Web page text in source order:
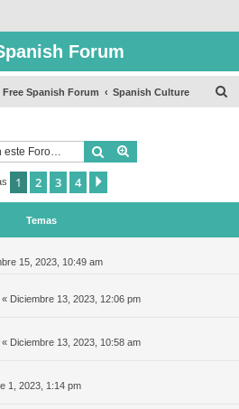
Forum
Free Spanish Forum Spanish Culture
Buscar
1 2 3 4
Temas
15, 2023, 10:49 am
« Diciembre 13, 2023, 12:06 pm
« Diciembre 13, 2023, 10:58 am
1, 2023, 1:14 pm